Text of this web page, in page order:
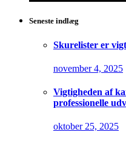
Seneste indlæg
Skurelister er
november 4, 2025
Vigtigheden af
professionelle
oktober 25, 2025